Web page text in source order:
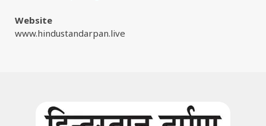
Website
www.hindustandarpan.live